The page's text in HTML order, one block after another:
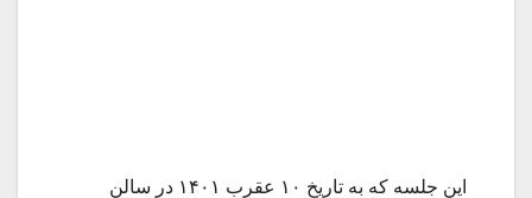
این جلسه که به تاریخ ۱۰ عقرب ۱۴۰۱ در سالن